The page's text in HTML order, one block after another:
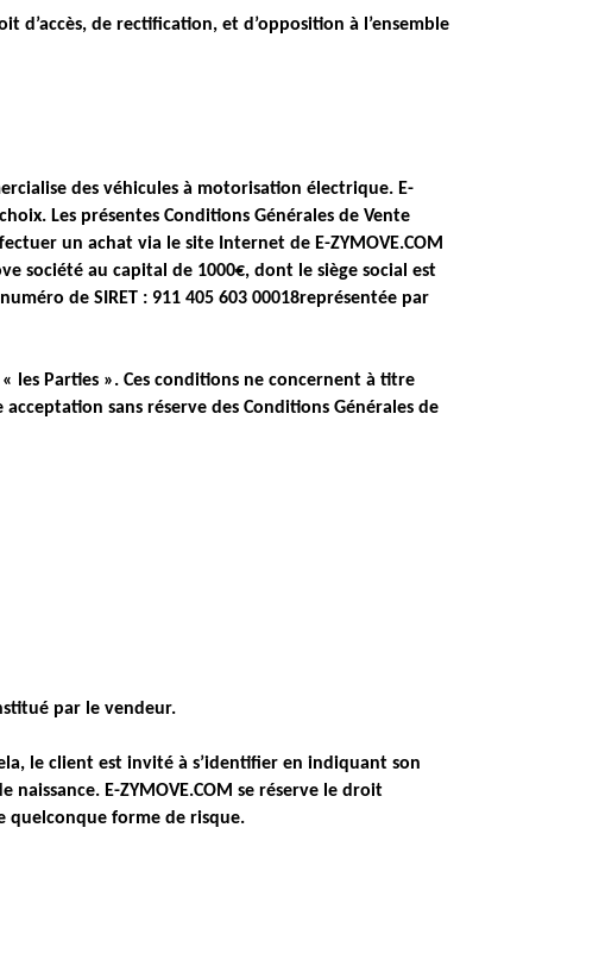
de rectification, et d’opposition à l’ensemble
des véhicules à motorisation électrique. E-
Les présentes Conditions Générales de Vente
un achat via le site Internet de E-ZYMOVE.COM
société au capital de 1000€, dont le siège social est
de SIRET : 911 405 603 00018représentée par
les Parties ». Ces conditions ne concernent à titre
sans réserve des Conditions Générales de
par le vendeur.
le client est invité à s’identifier en indiquant son
E-ZYMOVE.COM se réserve le droit
quelconque forme de risque.